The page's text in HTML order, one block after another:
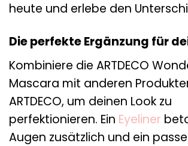
heute und erlebe den
Die perfekte Ergänzung für
Kombiniere die ARTDECO
Mascara mit anderen
ARTDECO, um deinen Look zu
perfektionieren. Ein Eyeliner
Augen zusätzlich und ein